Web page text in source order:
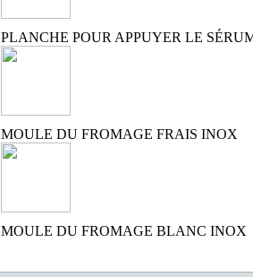
PLANCHE POUR APPUYER LE
MOULE DU FROMAGE FRAIS INOX
MOULE DU FROMAGE BLANC INOX